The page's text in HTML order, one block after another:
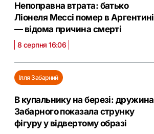
Непоправна втрата: батько
Ліонеля Мессі помер в Аргентині
— відома причина смерті
8 серпня 16:06
Ілля Забарний
В купальнику на березі: дружина
Забарного показала струнку
фігуру у відвертому образі